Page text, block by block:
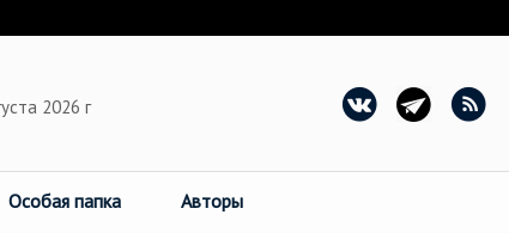
2026 г
Особая папка Авторы